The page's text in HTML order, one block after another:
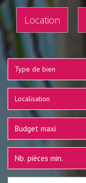
Location
Type de bien
Localisation